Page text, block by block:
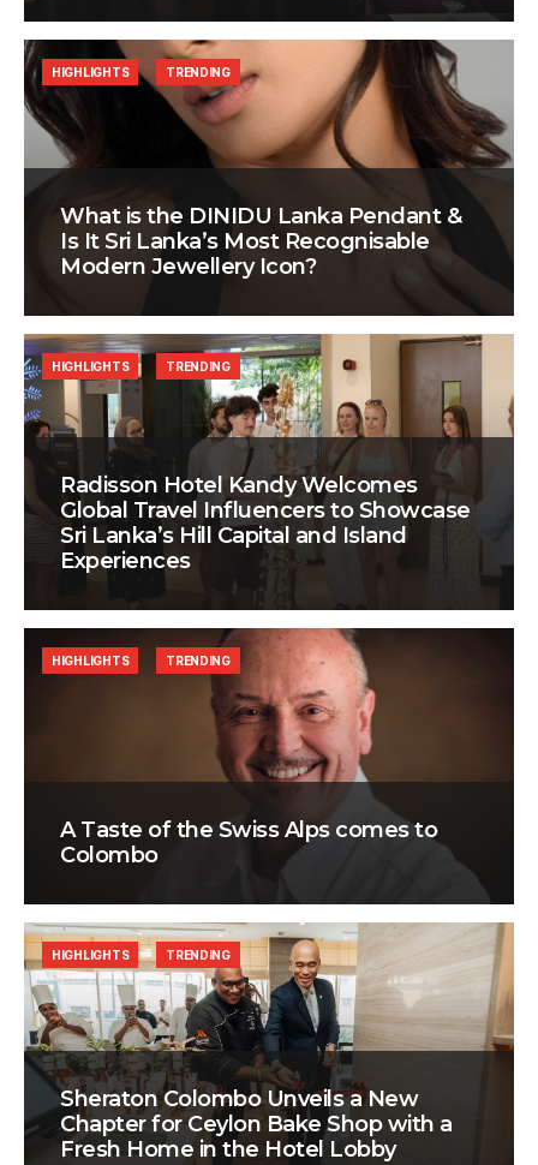
What is the DINIDU Lanka Pendant &
Is It Sri Lanka’s Most Recognisable
Modern Jewellery Icon?
HIGHLIGHTS TRENDING
Radisson Hotel Kandy Welcomes
Global Travel Influencers to Showcase
Sri Lanka’s Hill Capital and Island
Experiences
HIGHLIGHTS TRENDING
A Taste of the Swiss Alps comes to
Colombo
HIGHLIGHTS TRENDING
Sheraton Colombo Unveils a New
Chapter for Ceylon Bake Shop with a
Fresh Home in the Hotel Lobby
HIGHLIGHTS TRENDING